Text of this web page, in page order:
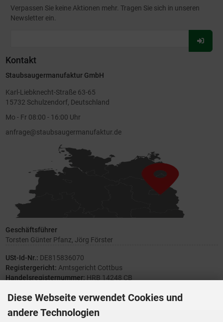
Verpassen Sie keine Aktionen mehr. Tragen Sie sich in unseren
Newsletter ein.
Für
Kontakt
Staubsaugermanufaktur GmbH
Karl-Liebknecht-Straße 63-65
15732 Schulzendorf, Deutschland
Mo - Fr 08:00 - 16:00 Uhr
anfrage@staubsaugermanufaktur.de
Geschäftsführer
Torsten Günter Pfanz, Jörg Förster
USt-Id-Nr.: DE815836070
Registergericht: Amtsgericht Cottbus
Handelsregisternummer: HRB 14248 CB
Diese Webseite verwendet Cookies und
andere Technologien